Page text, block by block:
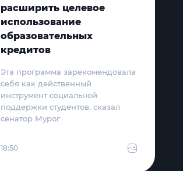
расширить целевое
использование
образовательных
кредитов
Эта программа зарекомендовала
себя как действенный
инструмент социальной
поддержки студентов, сказал
сенатор Мурог
18:50